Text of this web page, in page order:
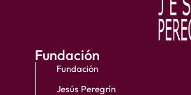
Fundación
Fundación
Jesús Peregrín